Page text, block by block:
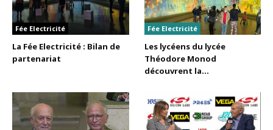
Fée Electricité
La Fée Electricité : Bilan de
partenariat
Fée Electricité
Les lycéens du lycée
Théodore Monod
découvrent la...